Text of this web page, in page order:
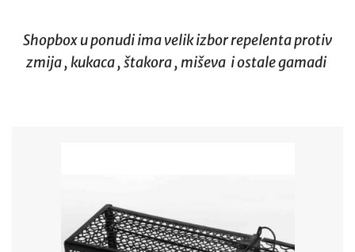
Shopbox u ponudi ima velik izbor repelenta protiv
zmija , kukaca , štakora , miševa i ostale gamadi